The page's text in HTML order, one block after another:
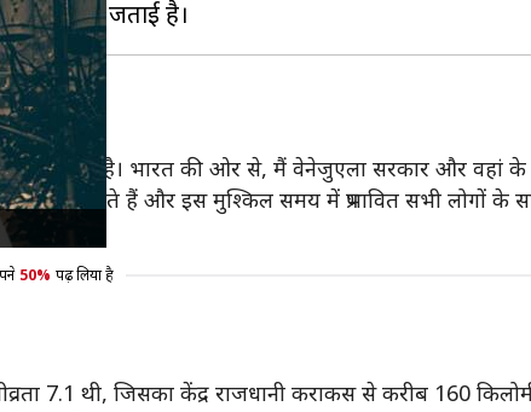
दुख हुआ है। भारत की ओर से, मैं वेनेजुएला सरकार और वहां के उन
प्रार्थना करते हैं और इस मुश्किल समय में प्रभावित सभी लोगों
50% पढ़ लिया है
7.1 थी, जिसका केंद्र राजधानी कराकस से करीब 160